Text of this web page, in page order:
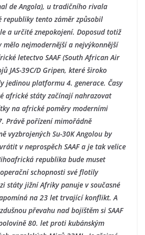
de Angola), u tradičního rivala
republiky tento záměr způsobil
a určité znepokojení. Doposud totiž
nejmodernější a nejvýkonnější
letectvo SAAF (South African Air
JAS-39C/D Gripen, které široko
jedinou platformu 4. generace. Časy
africké státy začínají nahrazovat
na africké poměry moderními
Právě pořízení mimořádně
vyzbrojených Su-30K Angolou by
v neprospěch SAAF a je tak velice
republika bude muset
schopnosti své flotily
státy jižní Afriky panuje v současné
na 23 let trvající konflikt. A
převahu nad bojištěm si SAAF
80. let proti kubánským